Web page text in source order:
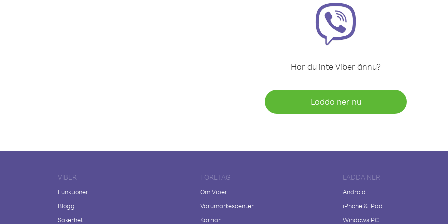
Har du inte Viber ännu?
Ladda ner nu
VIBER
Funktioner
Blogg
Säkerhet
FÖRETAG
Om Viber
Varumärkescenter
Karriär
LADDA NER
Android
iPhone & iPad
Windows PC